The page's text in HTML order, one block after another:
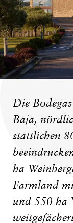
Die
Baja,
stattlichen
ha
Farmland
und 550 ha